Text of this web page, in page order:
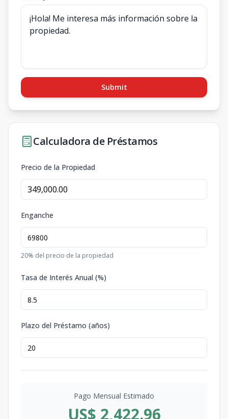
Submit
Calculadora de Préstamos
Precio de la Propiedad
Enganche
20% del precio de la propiedad
Tasa de Interés Anual (%)
Plazo del Préstamo (años)
Pago Mensual Estimado
US$ 2,422.96